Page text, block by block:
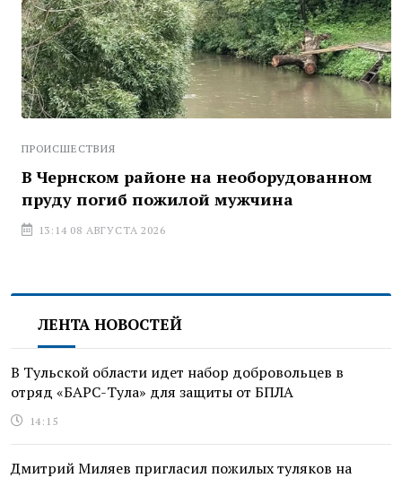
ПРОИСШЕСТВИЯ
В Чернском районе на необорудованном
пруду погиб пожилой мужчина
13:14 08 АВГУСТА 2026
ЛЕНТА НОВОСТЕЙ
В Тульской области идет набор добровольцев в
отряд «БАРС-Тула» для защиты от БПЛА
14:15
Дмитрий Миляев пригласил пожилых туляков на